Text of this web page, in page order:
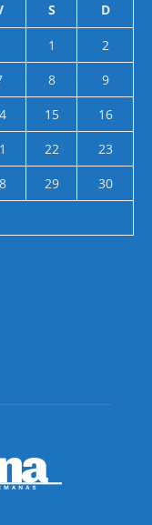
S D
1
2
8
9
15
16
22
23
29
30